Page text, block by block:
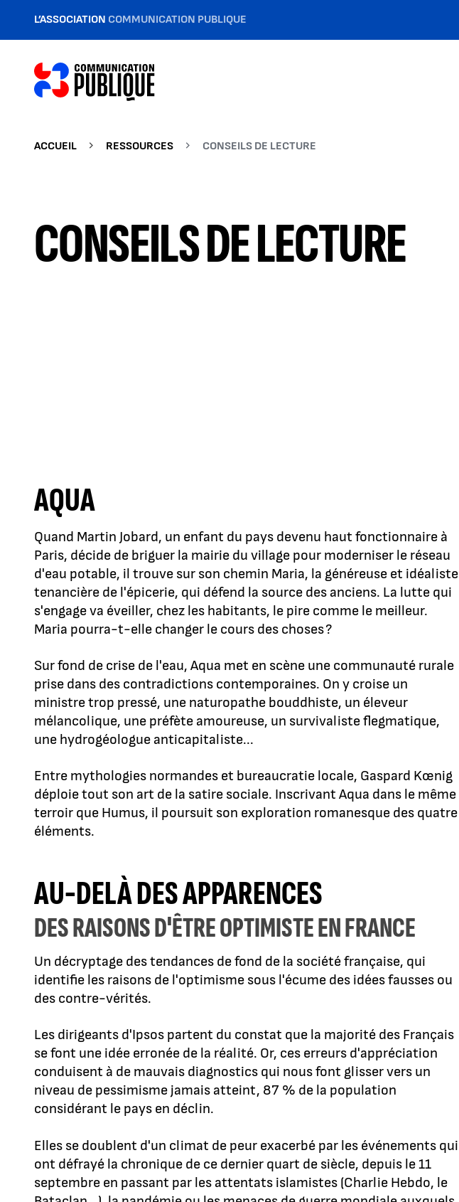
L’ASSOCIATION COMMUNICATION PUBLIQUE
ACCUEIL RESSOURCES CONSEILS DE LECTURE
CONSEILS DE LECTURE
AQUA
Quand Martin Jobard, un enfant du pays devenu haut fonctionnaire à
Paris, décide de briguer la mairie du village pour moderniser le réseau
d'eau potable, il trouve sur son chemin Maria, la généreuse et idéaliste
tenancière de l'épicerie, qui défend la source des anciens. La lutte qui
s'engage va éveiller, chez les habitants, le pire comme le meilleur.
Maria pourra-t-elle changer le cours des choses ?
Sur fond de crise de l'eau, Aqua met en scène une communauté rurale
prise dans des contradictions contemporaines. On y croise un
ministre trop pressé, une naturopathe bouddhiste, un éleveur
mélancolique, une préfète amoureuse, un survivaliste flegmatique,
une hydrogéologue anticapitaliste...
Entre mythologies normandes et bureaucratie locale, Gaspard Kœnig
déploie tout son art de la satire sociale. Inscrivant Aqua dans le même
terroir que Humus, il poursuit son exploration romanesque des quatre
éléments.
AU-DELÀ DES APPARENCES
DES RAISONS D'ÊTRE OPTIMISTE EN FRANCE
Un décryptage des tendances de fond de la société française, qui
identifie les raisons de l'optimisme sous l'écume des idées fausses ou
des contre-vérités.
Les dirigeants d'Ipsos partent du constat que la majorité des Français
se font une idée erronée de la réalité. Or, ces erreurs d'appréciation
conduisent à de mauvais diagnostics qui nous font glisser vers un
niveau de pessimisme jamais atteint, 87 % de la population
considérant le pays en déclin.
Elles se doublent d'un climat de peur exacerbé par les événements qui
ont défrayé la chronique de ce dernier quart de siècle, depuis le 11
septembre en passant par les attentats islamistes (Charlie Hebdo, le